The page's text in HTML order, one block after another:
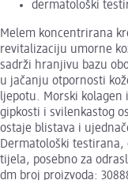
dermatološki
Melem koncentrirana
revitalizaciju umorne
sadrži hranjivu bazu
u jačanju otpornosti
ljepotu. Morski
gipkosti i svilenkastog
ostaje blistava i
Dermatološki
tijela, posebno za
dm broj proizvoda: